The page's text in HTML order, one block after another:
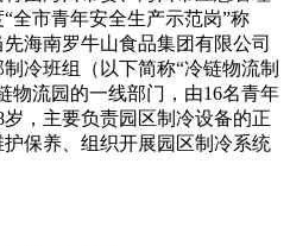
全市青年安全生产示范岗”称
海南罗牛山食品集团有限公司
冷班组（以下简称“冷链物流制
物流园的一线部门，由16名青年
，主要负责园区制冷设备的正
保养、组织开展园区制冷系统